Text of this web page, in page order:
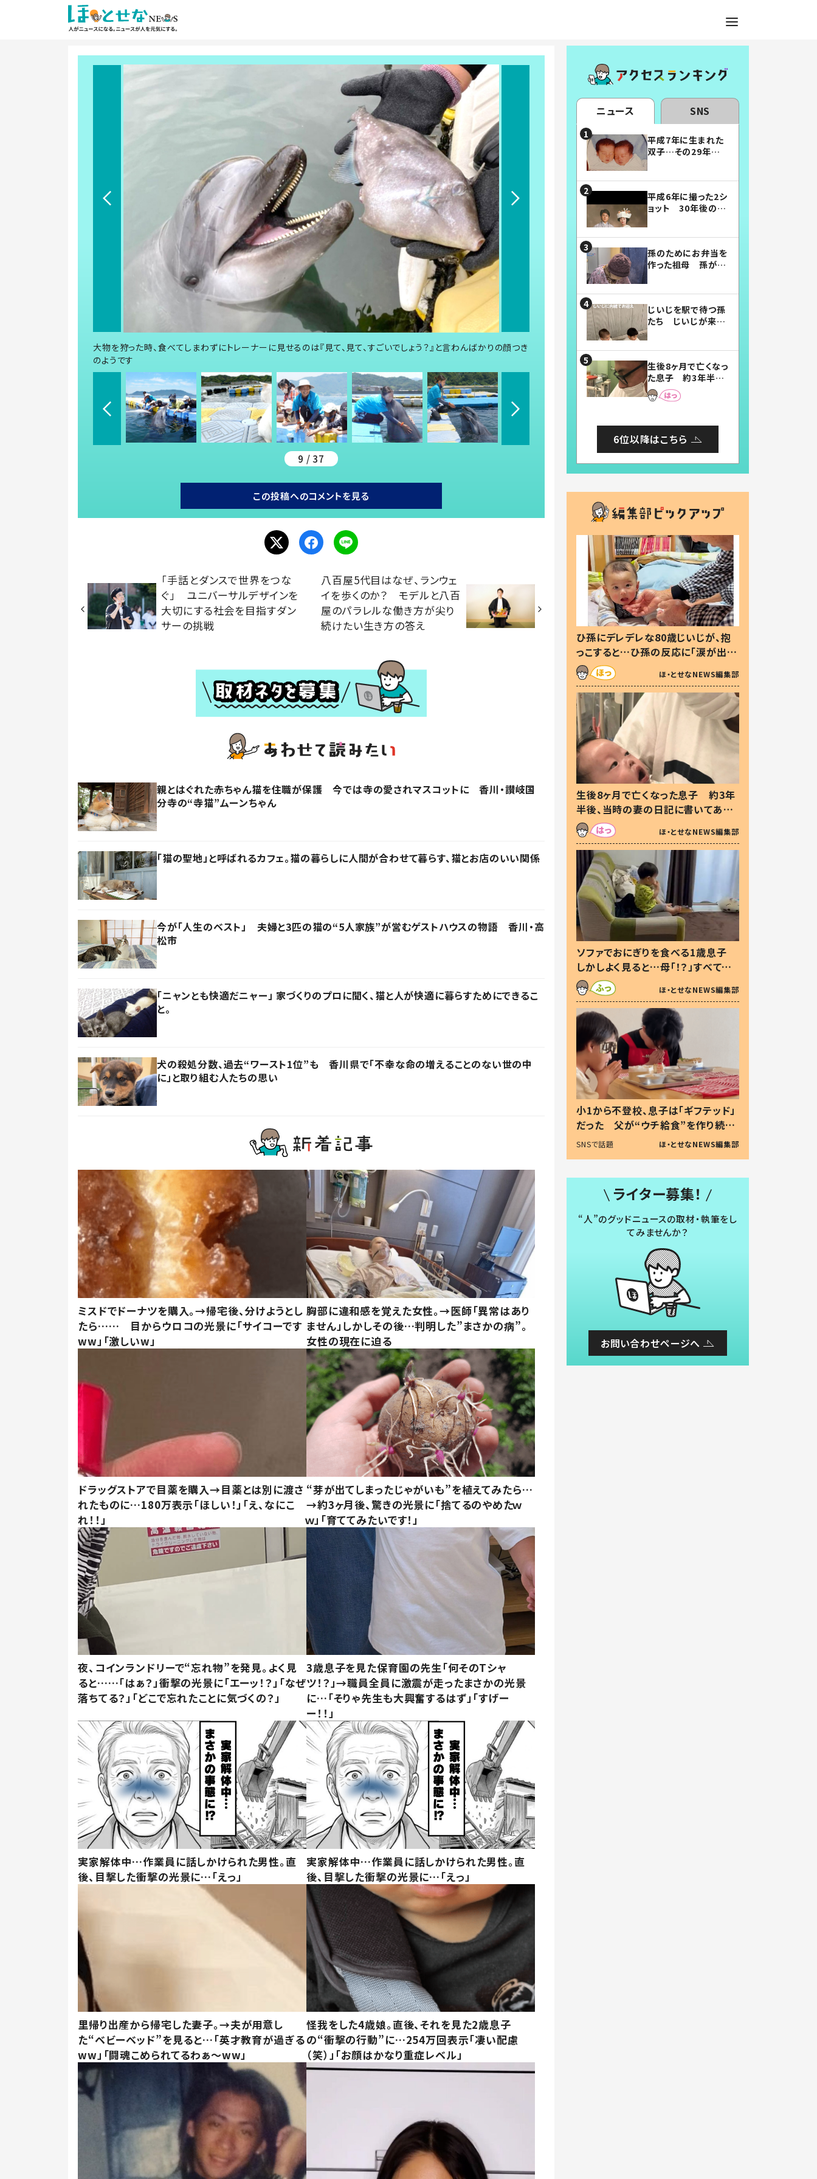
大物を狩った時、食べてしまわずにトレーナーに見せるのは『見て、見て、すごいでしょう？』と言わんばかりの顔つき
のようです
9 / 37
この投稿へのコメントを見る
「手話とダンスで世界をつな
ぐ」 ユニバーサルデザインを
大切にする社会を目指すダン
サーの挑戦
八百屋5代目はなぜ、ランウェ
イを歩くのか？ モデルと八百
屋のパラレルな働き方が尖り
続けたい生き方の答え
親とはぐれた赤ちゃん猫を住職が保護 今では寺の愛されマスコットに 香川・讃岐国
分寺の“寺猫”ムーンちゃん
「猫の聖地」と呼ばれるカフェ。猫の暮らしに人間が合わせて暮らす、猫とお店のいい関係
今が「人生のベスト」 夫婦と3匹の猫の“5人家族”が営むゲストハウスの物語 香川・高
松市
「ニャンとも快適だニャー」 家づくりのプロに聞く、猫と人が快適に暮らすためにできるこ
と。
犬の殺処分数、過去“ワースト1位”も 香川県で「不幸な命の増えることのない世の中
に」と取り組む人たちの思い
ミスドでドーナツを購入。→帰宅後、分けようとし
たら…… 目からウロコの光景に「サイコーです
ww」「激しいw」
胸部に違和感を覚えた女性。→医師「異常はあり
ません」しかしその後…判明した”まさかの病”。
女性の現在に迫る
ドラッグストアで目薬を購入→目薬とは別に渡さ
れたものに…180万表示「ほしい！」「え、なにこ
れ！！」
“芽が出てしまったじゃがいも”を植えてみたら…
→約3ヶ月後、驚きの光景に「捨てるのやめたｗ
ｗ」「育ててみたいです！」
夜、コインランドリーで“忘れ物”を発見。よく見
ると……「はぁ？」衝撃の光景に「エーッ！？」「なぜ
落ちてる？」「どこで忘れたことに気づくの？」
3歳息子を見た保育園の先生「何そのTシャ
ツ！？」→職員全員に激震が走ったまさかの光景
に…「そりゃ先生も大興奮するはず」「すげー
ー！！」
実家解体中…作業員に話しかけられた男性。直
後、目撃した衝撃の光景に…「えっ」
実家解体中…作業員に話しかけられた男性。直
後、目撃した衝撃の光景に…「えっ」
里帰り出産から帰宅した妻子。→夫が用意し
た“ベビーベッド”を見ると…「英才教育が過ぎる
ww」「闘魂こめられてるわぁ～ww」
怪我をした4歳娘。直後、それを見た2歳息子
の“衝撃の行動”に…254万回表示「凄い配慮
（笑）」「お顔はかなり重症レベル」
ニュース SNS
平成7年に生まれた
双子…その29年後
平成6年に撮った2シ
ョット 30年後の姿
孫のためにお弁当を
作った祖母 孫が絶
じいじを駅で待つ孫
たち じいじが来た
まらない」「幸せにな
れる」
生後8ヶ月で亡くなっ
た息子 約3年半
後、当時の妻の日記
に書いてあった本音
6位以降はこちら
ひ孫にデレデレな80歳じいじが、抱
っこすると…ひ孫の反応に「涙が出ま
した」「可愛くて仕方ない」
ほ・とせなNEWS編集部
生後8ヶ月で亡くなった息子 約3年
半後、当時の妻の日記に書いてあっ
た本音とは
ほ・とせなNEWS編集部
ソファでおにぎりを食べる1歳息子
しかしよく見ると…母「！？」すべてを
察した母の投稿に「可愛いから許
す！」「現行犯〜」
ほ・とせなNEWS編集部
小1から不登校、息子は「ギフテッド」
だった 父が“ウチ給食”を作り続け
る理由とは #令和の親 #令和の子
SNSで話題 ほ・とせなNEWS編集部
ライター募集！
“人”のグッドニュースの取材・執筆をし
てみませんか？
お問い合わせページへ